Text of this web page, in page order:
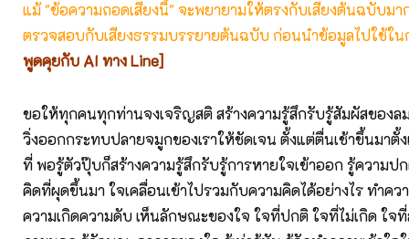
แม้ "ข้อความถอดเสียงนี้" จะพยายามให้ตรงกับเสียงต้นฉบับม
ตรวจสอบกับเสียงธรรมบรรยายต้นฉบับ ก่อนนำข้อมูลไปใช้ใน
พูดคุยกับ AI ทาง Line]
ขอให้ทุกคนทุกท่านจงเจริญสติ สร้างความรู้สึกรับรู้สัมผัสของล
วิ่งออกกระทบปลายจมูกของเราให้ชัดเจน ตั้งแต่ตื่นเช้าขึ้นมาตั้
ที่ พอรู้ตัวปุ๊บก็สร้างความรู้สึกรับรู้การหายใจเข้าออก รู้ความป
คิดที่ผุดขึ้นมา ใจเคลื่อนเข้าไปรวมกับความคิดได้อย่างไร ทำคว
ความเกิดความดับ เห็นลักษณะของใจ ใจที่ปกติ ใจที่ไม่เกิด ใจ